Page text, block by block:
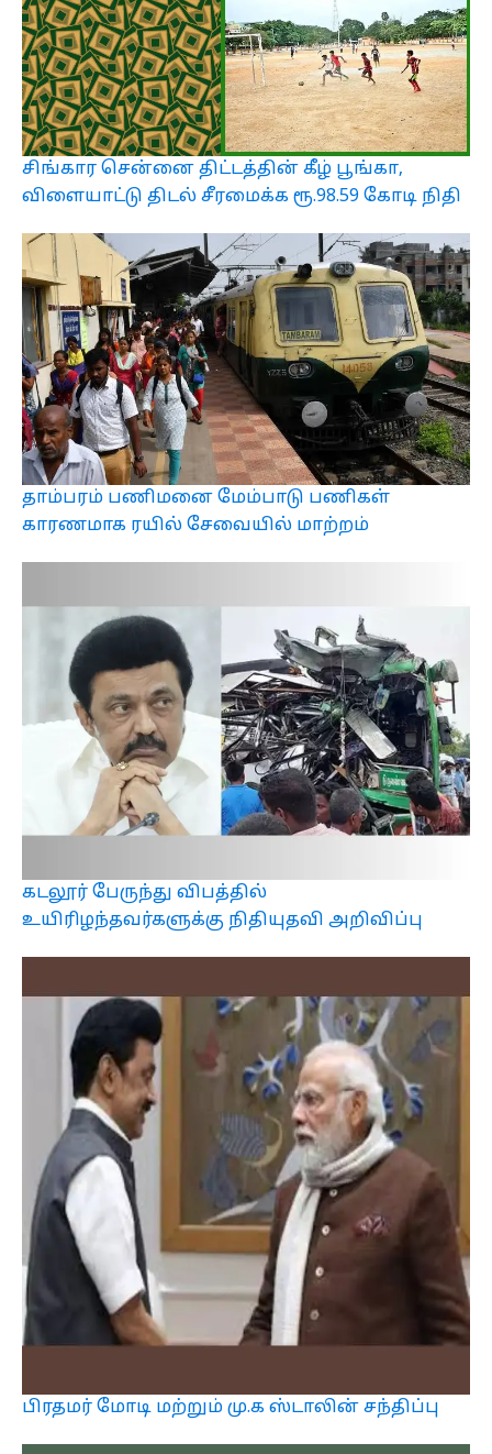
சிங்கார சென்னை திட்டத்தின் கீழ் பூங்கா,
விளையாட்டு திடல் சீரமைக்க ரூ.98.59 கோடி நிதி
தாம்பரம் பணிமனை மேம்பாடு பணிகள்
காரணமாக ரயில் சேவையில் மாற்றம்
கடலூர் பேருந்து விபத்தில்
உயிரிழந்தவர்களுக்கு நிதியுதவி அறிவிப்பு
பிரதமர் மோடி மற்றும் மு.க ஸ்டாலின் சந்திப்பு